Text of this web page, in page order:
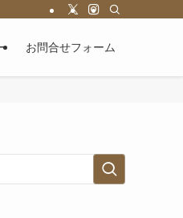
お問合せフォーム